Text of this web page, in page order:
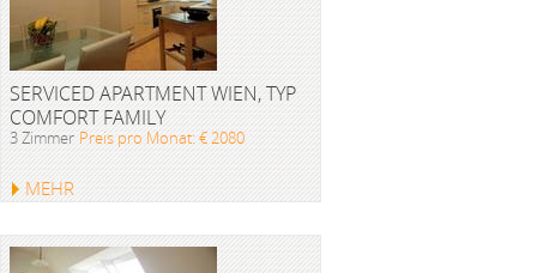
SERVICED APARTMENT WIEN, TYP
COMFORT FAMILY
3 Zimmer Preis pro Monat: € 2080
MEHR